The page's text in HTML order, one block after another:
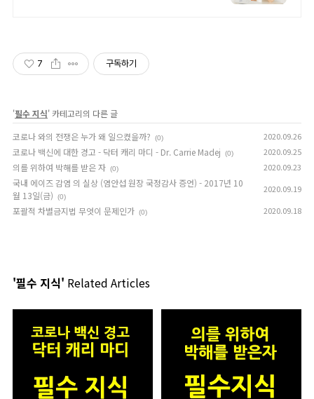
7 구독하기
'필수 지식' 카테고리의 다른 글
코로나 와의 전쟁은 누가 왜 일으켰을까?
(0) 2020.09.26
코로나 백신에 대한 경고 - 닥터 캐리 마디 - Dr. Carrie Madej (0) 2020.09.25
의를 위하여 박해를 받은 자 (0) 2020.09.23
국내 에이즈 감염 의 실상 (염안섭 원장 국정감사 증언) - 2017년 10
월 13일(금)
(0)
2020.09.19
포괄적 차별금지법 무엇이 문제인가 (0) 2020.09.18
'필수 지식' Related Articles